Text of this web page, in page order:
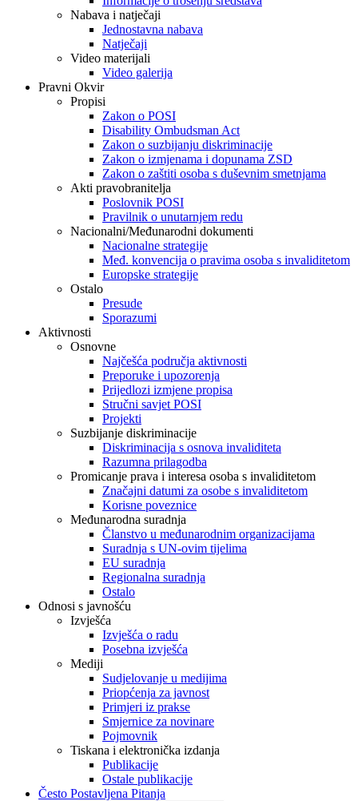
Nabava i natječaji
Jednostavna nabava
Natječaji
Video materijali
Video galerija
Pravni Okvir
Propisi
Zakon o POSI
Disability Ombudsman Act
Zakon o suzbijanju diskriminacije
Zakon o izmjenama i dopunama ZSD
Zakon o zaštiti osoba s duševnim smetnjama
Akti pravobranitelja
Poslovnik POSI
Pravilnik o unutarnjem redu
Nacionalni/Međunarodni dokumenti
Nacionalne strategije
Međ. konvencija o pravima osoba s invaliditetom
Europske strategije
Ostalo
Presude
Sporazumi
Aktivnosti
Osnovne
Najčešća područja aktivnosti
Preporuke i upozorenja
Prijedlozi izmjene propisa
Stručni savjet POSI
Projekti
Suzbijanje diskriminacije
Diskriminacija s osnova invaliditeta
Razumna prilagodba
Promicanje prava i interesa osoba s invaliditetom
Značajni datumi za osobe s invaliditetom
Korisne poveznice
Međunarodna suradnja
Članstvo u međunarodnim organizacijama
Suradnja s UN-ovim tijelima
EU suradnja
Regionalna suradnja
Ostalo
Odnosi s javnošću
Izvješća
Izvješća o radu
Posebna izvješća
Mediji
Sudjelovanje u medijima
Priopćenja za javnost
Primjeri iz prakse
Smjernice za novinare
Pojmovnik
Tiskana i elektronička izdanja
Publikacije
Ostale publikacije
Često Postavljena Pitanja